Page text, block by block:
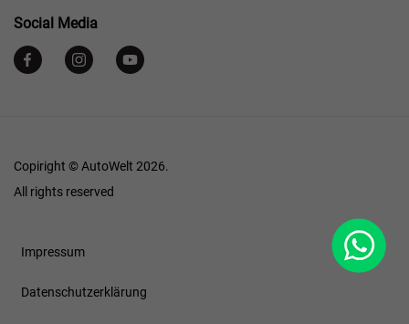
Social Media
Copiright © AutoWelt 2026.
All rights reserved
WhatsApp
Footer
Impressum
Datenschutzerklärung